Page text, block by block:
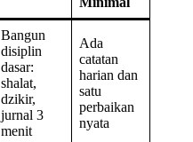
Bangun
disiplin
dasar:
shalat,
dzikir,
jurnal 3
menit
Ada
catatan
harian dan
satu
perbaikan
nyata